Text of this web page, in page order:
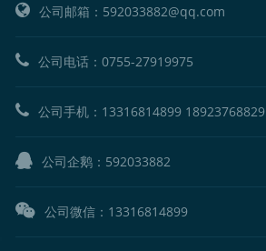
公司邮箱：592033882@qq.com
公司电话：0755-27919975
公司手机： 13316814899 18923768829
公司企鹅： 592033882
公司微信：13316814899